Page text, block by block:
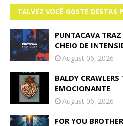
TALVEZ VOCÊ GOSTE DESTAS
PUNTACAVA
CHEIO DE
August 06, 2026
BALDY
EMOCIONANTE
August 06, 2026
FOR YOU